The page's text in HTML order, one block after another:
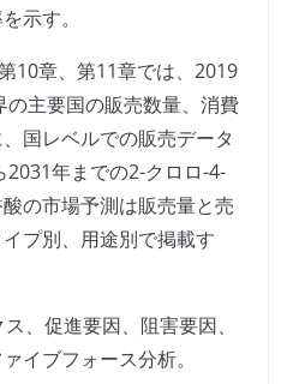
示す。
10章、第11章では、2019
主要国の販売数量、消費
国レベルでの販売データ
年までの2-クロロ-4-
の市場予測は販売量と売
プ別、用途別で掲載す
、促進要因、阻害要因、
イブフォース分析。